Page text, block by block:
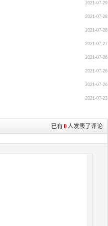
2021-07-29
2021-07-28
2021-07-28
2021-07-27
2021-07-26
2021-07-26
2021-07-26
2021-07-23
已有0人发表了评论